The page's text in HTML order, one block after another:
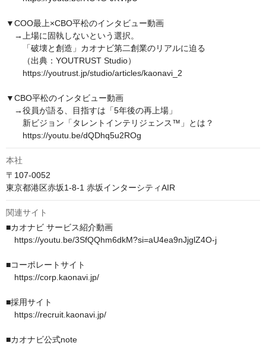
▼COO最上×CBO平松のインタビュー動画
→上場に固執しないという選択。
「破壊と創造」カオナビ第二創業のリアルに迫る
（出典：YOUTRUST Studio）
https://youtrust.jp/studio/articles/kaonavi_2
▼CBO平松のインタビュー動画
→役員が語る、目指すは「5年後の再上場」
新ビジョン「タレントインテリジェンス™」とは？
https://youtu.be/dQDhq5u2ROg
本社
〒107-0052
東京都港区赤坂1-8-1 赤坂インターシティAIR
関連サイト
■カオナビ サービス紹介動画
https://youtu.be/3SfQQhm6dkM?si=aU4ea9nJjglZ4O-j
■コーポレートサイト
https://corp.kaonavi.jp/
■採用サイト
https://recruit.kaonavi.jp/
■カオナビ公式note